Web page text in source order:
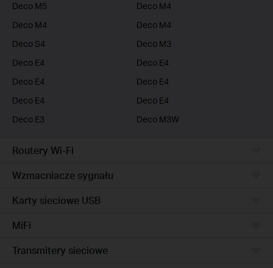
Deco M5
Deco M4
Deco M4
Deco M4
Deco S4
Deco M3
Deco E4
Deco E4
Deco E4
Deco E4
Deco E4
Deco E4
Deco E3
Deco M3W
Routery Wi-Fi
Wzmacniacze sygnału
Karty sieciowe USB
MiFi
Transmitery sieciowe